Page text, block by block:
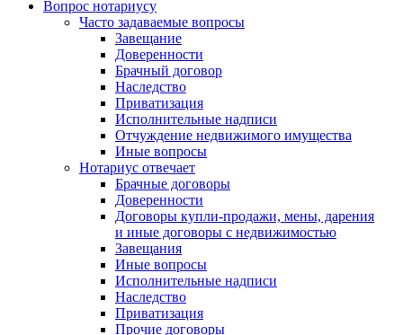
Вопрос нотариусу
Часто задаваемые вопросы
Завещание
Доверенности
Брачный договор
Наследство
Приватизация
Исполнительные надписи
Отчуждение недвижимого имущества
Иные вопросы
Нотариус отвечает
Брачные договоры
Доверенности
Договоры купли-продажи, мены, дарения
и иные договоры с недвижимостью
Завещания
Иные вопросы
Исполнительные надписи
Наследство
Приватизация
Прочие договоры